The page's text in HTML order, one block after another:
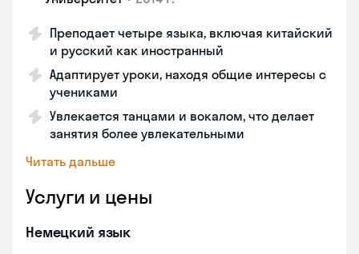
Преподает четыре языка, включая китайский
и русский как иностранный
Адаптирует уроки, находя общие интересы с
учениками
Увлекается танцами и вокалом, что делает
занятия более увлекательными
Читать дальше
Услуги и цены
Немецкий язык